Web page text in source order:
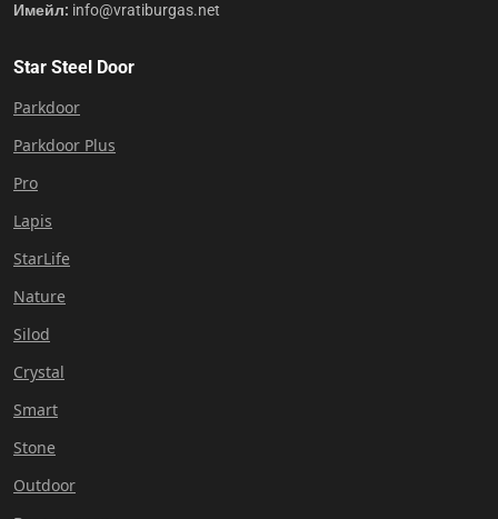
Имейл: info@vratiburgas.net
Star Steel Door
Parkdoor
Parkdoor Plus
Pro
Lapis
StarLife
Nature
Silod
Crystal
Smart
Stone
Outdoor